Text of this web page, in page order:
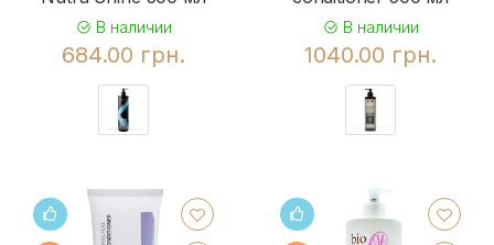
В наличии
684.00 грн.
В наличии
1040.00 грн.